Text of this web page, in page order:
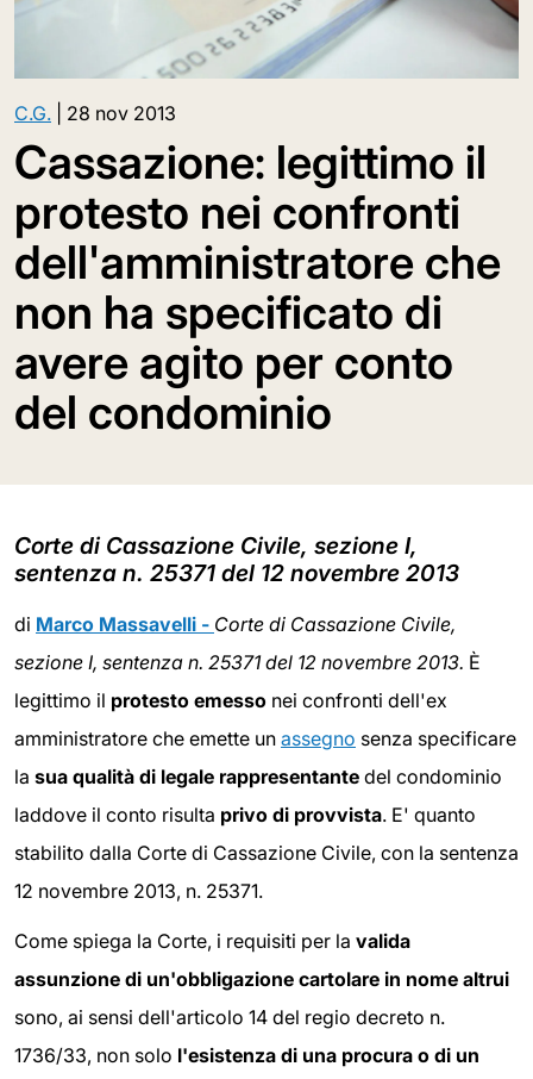
C.G. 28 nov 2013
Cassazione: legittimo il
protesto nei confronti
dell'amministratore che
non ha specificato di
avere agito per conto
del condominio
Corte di Cassazione Civile, sezione I,
sentenza n. 25371 del 12 novembre 2013
di Marco Massavelli - Corte di Cassazione Civile,
sezione I, sentenza n. 25371 del 12 novembre 2013. È
legittimo il protesto emesso nei confronti dell'ex
amministratore che emette un assegno senza specificare
la sua qualità di legale rappresentante del condominio
laddove il conto risulta privo di provvista. E' quanto
stabilito dalla Corte di Cassazione Civile, con la sentenza
12 novembre 2013, n. 25371.
Come spiega la Corte, i requisiti per la valida
assunzione di un'obbligazione cartolare in nome altrui
sono, ai sensi dell'articolo 14 del regio decreto n.
1736/33, non solo l'esistenza di una procura o di un